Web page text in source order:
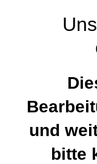
und
bitte